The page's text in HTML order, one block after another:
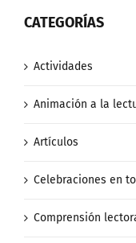
CATEGORÍAS
Actividades
Animación a la
Artículos
Celebraciones en
Comprensión